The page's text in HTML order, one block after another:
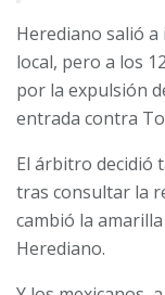
Herediano salió
local, pero a los
por la expulsión
entrada contra
El árbitro decidió
tras consultar la
cambió la
Herediano.